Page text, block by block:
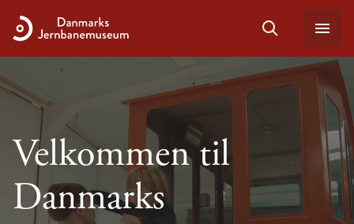
Velkommen til
Danmarks